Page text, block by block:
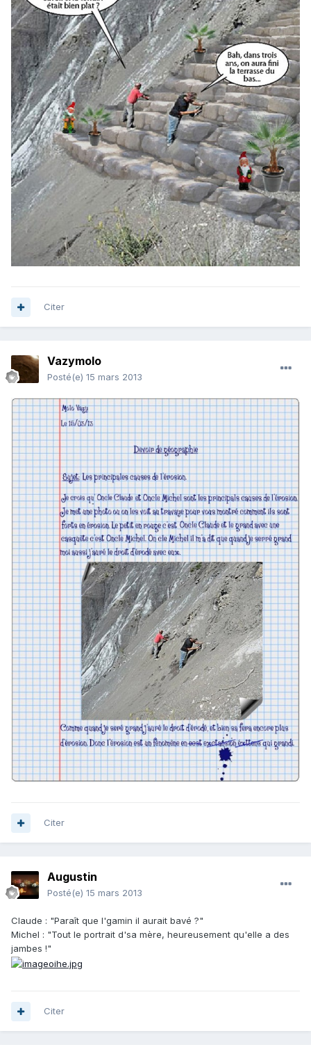
Citer
Vazymolo
Posté(e) 15 mars 2013
Citer
Augustin
Posté(e) 15 mars 2013
Claude : "Paraît que l'gamin il aurait bavé ?"
Michel : "Tout le portrait d'sa mère, heureusement qu'elle a des
jambes !"
Citer